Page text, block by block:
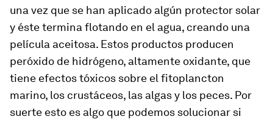
una vez que se han aplicado algún protector solar
y éste termina flotando en el agua, creando una
película aceitosa. Estos productos producen
peróxido de hidrógeno, altamente oxidante, que
tiene efectos tóxicos sobre el fitoplancton
marino, los crustáceos, las algas y los peces. Por
suerte esto es algo que podemos solucionar si